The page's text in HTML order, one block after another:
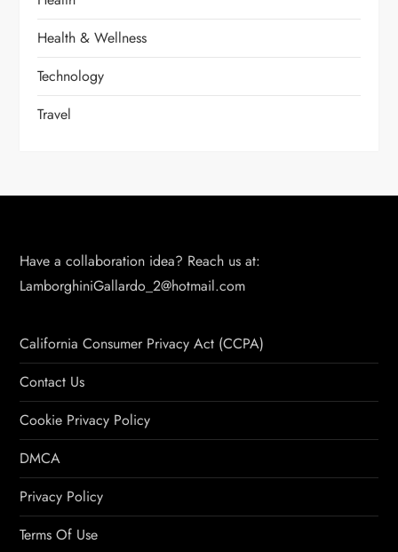
Health & Wellness
Technology
Travel
Have a collaboration idea? Reach us at:
LamborghiniGallardo_2@hotmail.com
California Consumer Privacy Act (CCPA)
Contact Us
Cookie Privacy Policy
DMCA
Privacy Policy
Terms Of Use